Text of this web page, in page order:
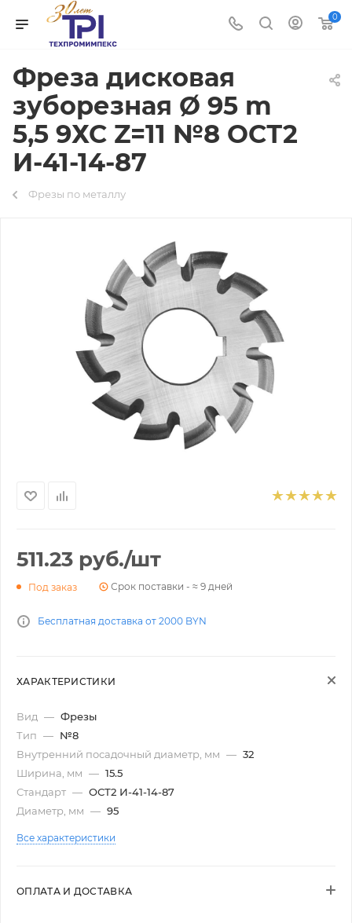
0
Фреза дисковая
зуборезная Ø 95 m
5,5 9ХС Z=11 №8 ОСТ2
И-41-14-87
Фрезы по металлу
511.23 руб./шт
Под заказ Срок поставки - ≈ 9 дней
Бесплатная доставка от 2000 BYN
ХАРАКТЕРИСТИКИ
Вид — Фрезы
Тип — №8
Внутренний посадочный диаметр, мм — 32
Ширина, мм — 15.5
Стандарт — ОСТ2 И-41-14-87
Диаметр, мм — 95
Все характеристики
ОПЛАТА И ДОСТАВКА